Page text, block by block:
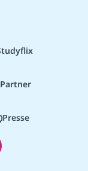
Partner
Presse